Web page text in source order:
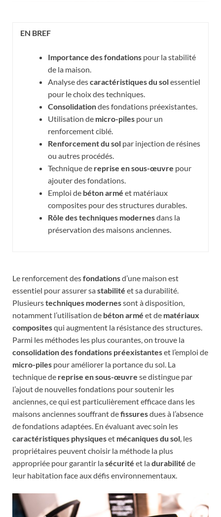
EN BREF
Importance des fondations pour la stabilité
de la maison.
Analyse descaractéristiques du solessentiel
pour le choix des techniques.
Consolidationdes fondations préexistantes.
Utilisation de micro-piles pour un
renforcement ciblé.
Renforcement du sol par injection de résines
ou autres procédés.
Technique de reprise en sous-œuvre pour
ajouter des fondations.
Emploi de béton armé et matériaux
composites pour des structures durables.
Rôle des techniques modernesdans la
préservation des maisons anciennes.
Le renforcement desfondationsd’une maison est
essentiel pour assurer sastabilité et sa durabilité.
Plusieurstechniques modernessont à disposition,
notamment l’utilisation de béton armé et de matériaux
compositesqui augmentent la résistance des structures.
Parmi les méthodes les plus courantes, on trouve la
consolidation des fondations préexistanteset l’emploi de
micro-piles pour améliorer la portance du sol. La
technique de reprise en sous-œuvre se distingue par
l’ajout de nouvelles fondations pour soutenir les
anciennes, ce qui est particulièrement efficace dans les
maisons anciennes souffrant defissuresdues à l’absence
de fondations adaptées. En évaluant avec soin les
caractéristiques physiqueset mécaniques du sol , les
propriétaires peuvent choisir la méthode la plus
appropriée pour garantir lasécurité et ladurabilité de
leur habitation face aux défis environnementaux.